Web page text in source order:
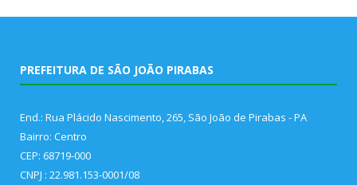
PREFEITURA DE SÃO JOÃO PIRABAS
End.: Rua Plácido Nascimento, 265, São João de Pirabas - PA
Bairro: Centro
CEP: 68719-000
CNPJ : 22.981.153-0001/08